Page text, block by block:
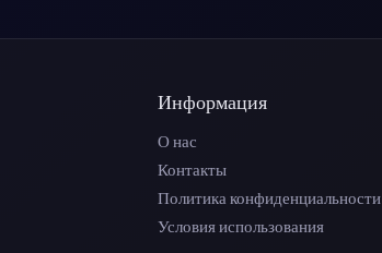
Информация
О нас
Контакты
Политика конфиденциальности
Условия использования